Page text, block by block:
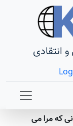
انتقادی
که مرا می